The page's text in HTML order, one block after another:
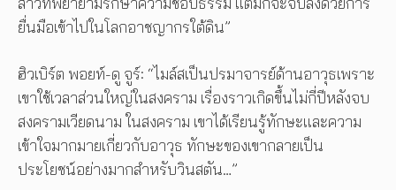
ยื่นมือเข้าไปในโลกอาชญากรใต้ดิน”
ฮิวเบิร์ต พอยท์-ดู จูร์: “ไมล์สเป็นปรมาจารย์ด้านอาวุธเพราะ
เขาใช้เวลาส่วนใหญ่ในสงคราม เรื่องราวเกิดขึ้นไม่กี่ปีหลังจบ
สงครามเวียดนาม ในสงคราม เขาได้เรียนรู้ทักษะและความ
เข้าใจมากมายเกี่ยวกับอาวุธ ทักษะของเขากลายเป็น
ประโยชน์อย่างมากสำหรับวินสตัน…”